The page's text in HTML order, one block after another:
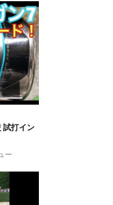
試打イン
ー